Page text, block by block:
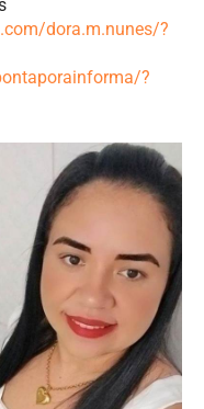
dora.m.nunes/?
?